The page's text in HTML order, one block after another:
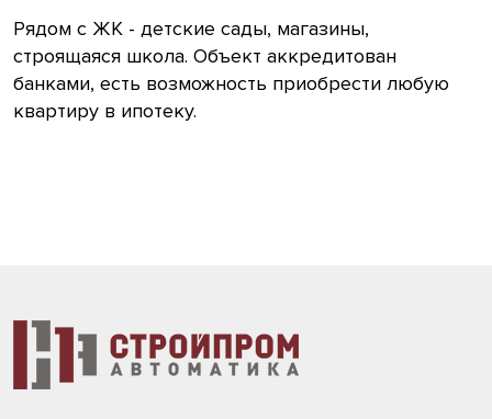
Рядом с ЖК - детские сады, магазины,
строящаяся школа. Объект аккредитован
банками, есть возможность приобрести любую
квартиру в ипотеку.